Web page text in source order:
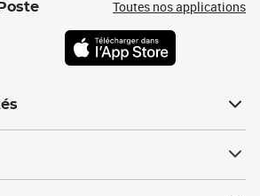
Toutes nos applications